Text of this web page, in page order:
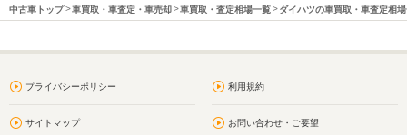
中古車トップ 車買取・車査定・車売却 車買取・査定相場一覧 ダイハツの車買取・車査定相
プライバシーポリシー 利用規約
サイトマップ お問い合わせ・ご要望